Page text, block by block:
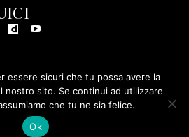
Rete Srl - Tutti i diritti riservati - P.
08570971005
essere sicuri che tu possa avere la
nostro sito. Se continui ad utilizzare
che tu ne sia felice.
Ok